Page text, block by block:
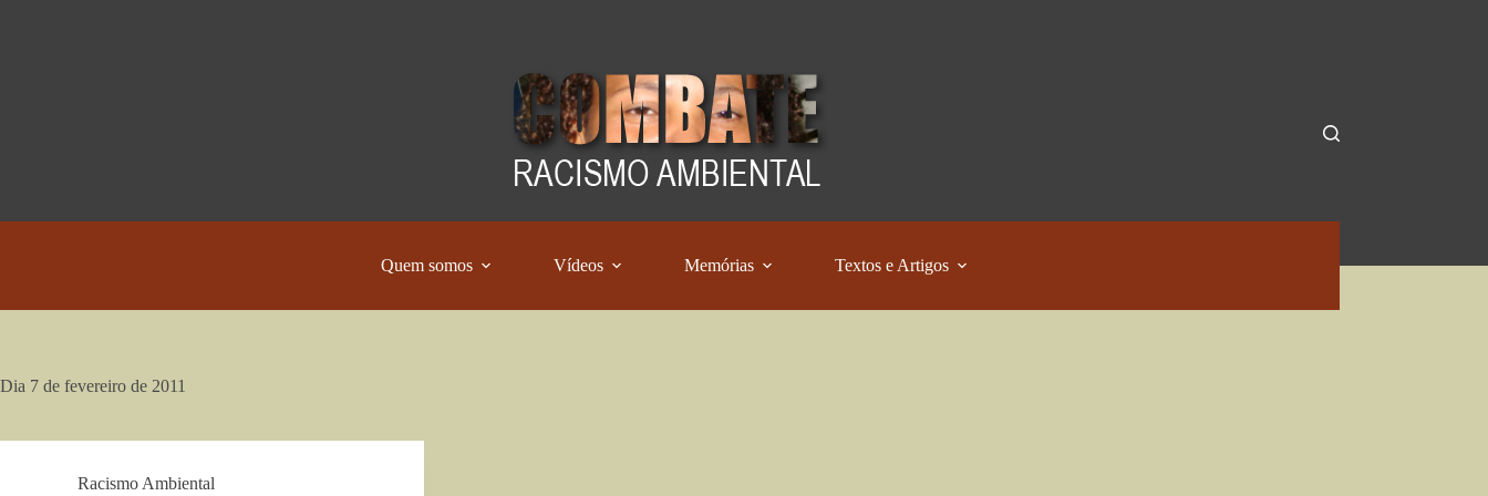
Quem somos Vídeos Memórias Textos e Artigos
Dia 7 de fevereiro de 2011
Racismo Ambiental